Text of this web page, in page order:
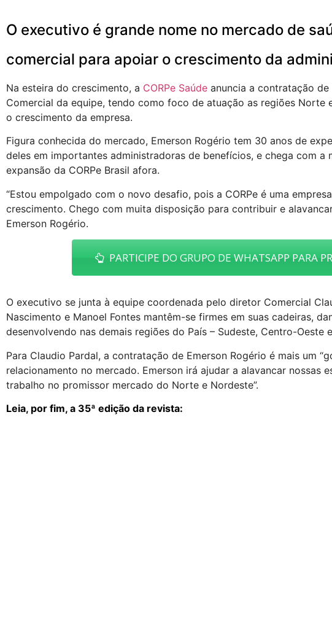
O executivo é grande nome no mercado de
comercial para apoiar o crescimento da
Na esteira do crescimento, a CORPe Saúde anuncia a contratação
Comercial da equipe, tendo como foco de atuação as regiões Norte
o crescimento da empresa.
Figura conhecida do mercado, Emerson Rogério tem 30 anos de
deles em importantes administradoras de benefícios, e chega com
expansão da CORPe Brasil afora.
“Estou empolgado com o novo desafio, pois a CORPe é uma
crescimento. Chego com muita disposição para contribuir e
Emerson Rogério.
PARTICIPE DO GRUPO DE WHATSAPP PARA
O executivo se junta à equipe coordenada pelo diretor Comercial
Nascimento e Manoel Fontes mantêm-se firmes em suas cadeiras,
desenvolvendo nas demais regiões do País – Sudeste, Centro-Oeste
Para Claudio Pardal, a contratação de Emerson Rogério é mais um
relacionamento no mercado. Emerson irá ajudar a alavancar nossas
trabalho no promissor mercado do Norte e Nordeste”.
Leia, por fim, a 35ª edição da revista: